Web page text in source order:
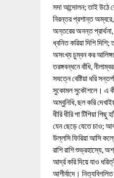
সদা আন্দোলন; তাই উঠে
নিরন্তর প্রশান্ত অম্বরে,
অন্তরের অনন্ত প্রার্থনা,
ধ্বনিত করিয়া দিশি
অসংখ্য চুম্বন কর
তরঙ্গবন্ধনে বাঁধি,
সযত্নে বেষ্টিয়া ধরি
সুকোমল সুকৌশলে। এ কী
অম্বুনিধি, ছল করি
ধীরি ধীরি পা টিপিয়া পিছু
যেন ছেড়ে যেতে চাও;
উল্লসি ফিরিয়া আসি
রাশি রাশি শুভ্রহাস্যে,
আর্দ্র করি দিয়ে যাও
আশীর্বাদে।